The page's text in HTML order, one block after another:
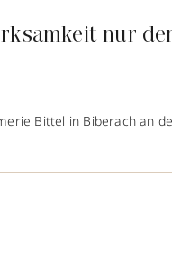
nur
Bittel in Biberach an